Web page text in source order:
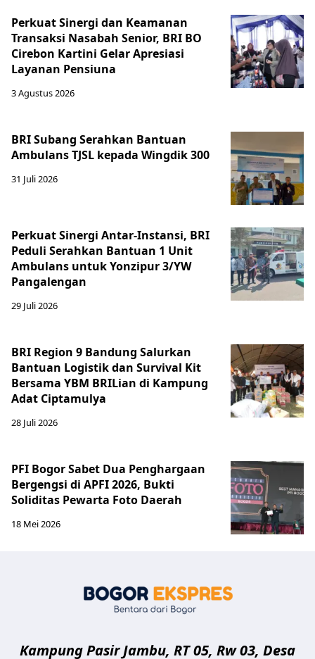
Perkuat Sinergi dan Keamanan
Transaksi Nasabah Senior, BRI BO
Cirebon Kartini Gelar Apresiasi
Layanan Pensiuna
3 Agustus 2026
BRI Subang Serahkan Bantuan
Ambulans TJSL kepada Wingdik 300
31 Juli 2026
Perkuat Sinergi Antar-Instansi, BRI
Peduli Serahkan Bantuan 1 Unit
Ambulans untuk Yonzipur 3/YW
Pangalengan
29 Juli 2026
BRI Region 9 Bandung Salurkan
Bantuan Logistik dan Survival Kit
Bersama YBM BRILian di Kampung
Adat Ciptamulya
28 Juli 2026
PFI Bogor Sabet Dua Penghargaan
Bergengsi di APFI 2026, Bukti
Soliditas Pewarta Foto Daerah
18 Mei 2026
Kampung Pasir Jambu, RT 05, Rw 03, Desa